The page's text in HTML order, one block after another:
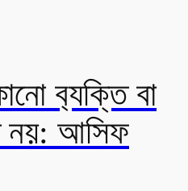
ব‍্যক্তি বা
নয়: আসিফ